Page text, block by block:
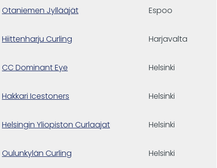
Otaniemen Jyllääjät Espoo
Hiittenharju Curling Harjavalta
CC Dominant Eye Helsinki
Hakkari Icestoners Helsinki
Helsingin Yliopiston Curlaajat Helsinki
Oulunkylän Curling Helsinki